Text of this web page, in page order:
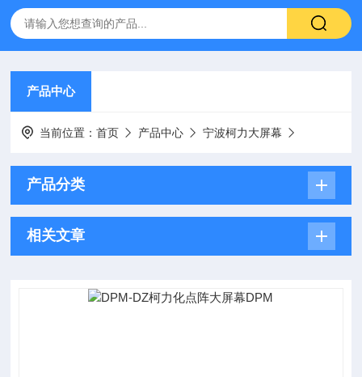
产品中心
当前位置：首页 产品中心 宁波柯力大屏幕
产品分类
相关文章